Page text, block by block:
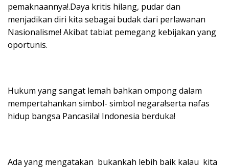
pemaknaannya!.Daya kritis hilang, pudar dan
menjadikan diri kita sebagai budak dari perlawanan
Nasionalisme! Akibat tabiat pemegang kebijakan yang
oportunis.
Hukum yang sangat lemah bahkan ompong dalam
mempertahankan simbol- simbol negara!serta nafas
hidup bangsa Pancasila! Indonesia berduka!
Ada yang mengatakan bukankah lebih baik kalau kita